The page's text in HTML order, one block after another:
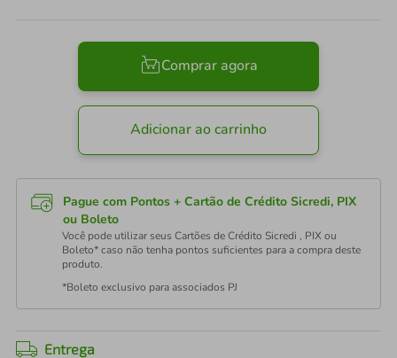
Comprar agora
Adicionar ao carrinho
Pague com Pontos + Cartão de Crédito Sicredi, PIX
ou Boleto
Você pode utilizar seus Cartões de Crédito Sicredi , PIX ou
Boleto* caso não tenha pontos suficientes para a compra deste
produto.
*Boleto exclusivo para associados PJ
Entrega